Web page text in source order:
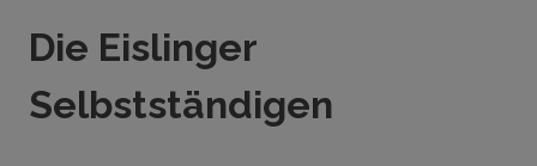
InhaltDie Eislinger
Selbstständigen